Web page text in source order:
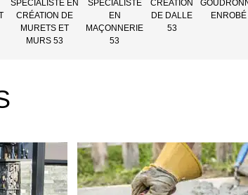
SPÉCIALISTE EN
CRÉATION DE
MURETS ET
MURS 53
SPÉCIALISTE
EN
MAÇONNERIE
53
CRÉATION
DE DALLE
53